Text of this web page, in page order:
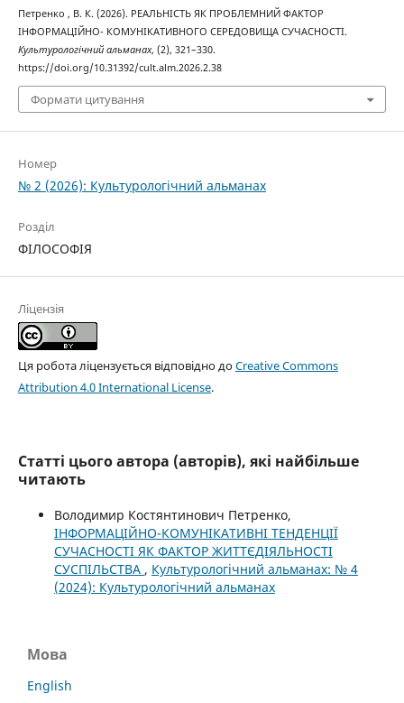
Петренко , В. К. (2026). РЕАЛЬНІСТЬ ЯК ПРОБЛЕМНИЙ ФАКТОР
ІНФОРМАЦІЙНО- КОМУНІКАТИВНОГО СЕРЕДОВИЩА СУЧАСНОСТІ.
Культурологічний альманах, (2), 321–330.
https://doi.org/10.31392/cult.alm.2026.2.38
Формати цитування
Номер
№ 2 (2026): Культурологічний альманах
Розділ
ФІЛОСОФІЯ
Ліцензія
Ця робота ліцензується відповідно доCreative Commons
Attribution 4.0 International License.
Статті цього автора (авторів), які найбільше
читають
Володимир Костянтинович Петренко,
ІНФОРМАЦІЙНО-КОМУНІКАТИВНІ ТЕНДЕНЦІЇ
СУЧАСНОСТІ ЯК ФАКТОР ЖИТТЄДІЯЛЬНОСТІ
СУСПІЛЬСТВА , Культурологічний альманах: № 4
(2024): Культурологічний альманах
Мова
English